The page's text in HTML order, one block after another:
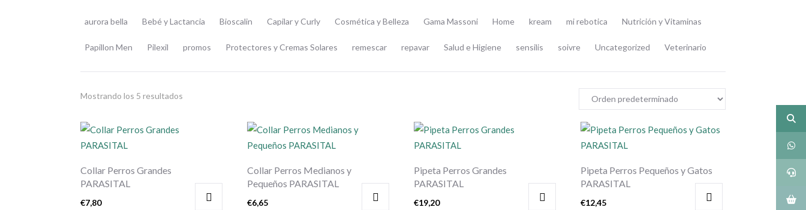
aurora bella Bebé y Lactancia Bioscalin Capilar y Curly Cosmética y Belleza Gama Massoni Home kream mi rebotica Nutrición y Vitaminas
Papillon Men Pilexil promos Protectores y Cremas Solares remescar repavar Salud e Higiene sensilis soivre Uncategorized Veterinario
Mostrando los 5 resultados
Collar Perros Grandes
PARASITAL
€7,80
Collar Perros Medianos y
Pequeños PARASITAL
€6,65
Pipeta Perros Grandes
PARASITAL
€19,20
Pipeta Perros Pequeños y Gatos
PARASITAL
€12,45